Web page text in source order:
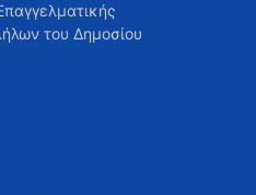
του Δημοσίου